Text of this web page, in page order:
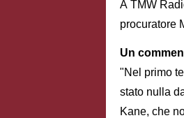
A TMW
procuratore
Un
"Nel primo
stato nulla
Kane, che